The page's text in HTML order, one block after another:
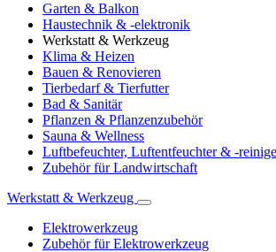
Garten & Balkon
Haustechnik & -elektronik
Werkstatt & Werkzeug
Klima & Heizen
Bauen & Renovieren
Tierbedarf & Tierfutter
Bad & Sanitär
Pflanzen & Pflanzenzubehör
Sauna & Wellness
Luftbefeuchter, Luftentfeuchter & -
Zubehör für Landwirtschaft
Werkstatt & Werkzeug
Elektrowerkzeug
Zubehör für Elektrowerkzeug